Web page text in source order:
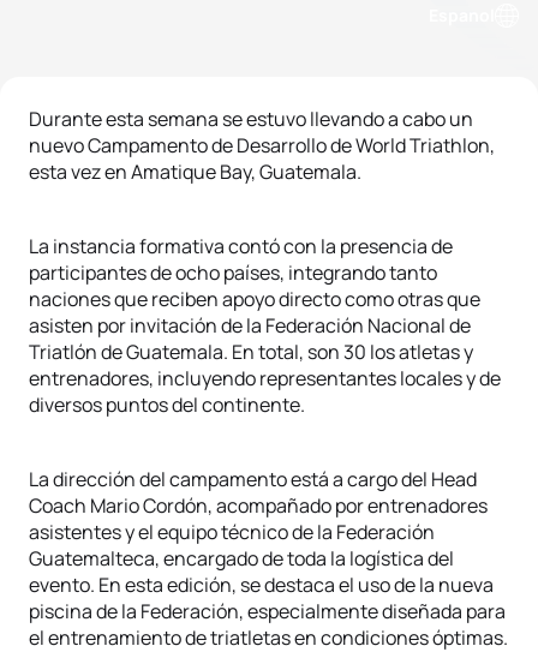
Durante esta semana se estuvo llevando a cabo un
nuevo Campamento de Desarrollo de World Triathlon,
esta vez en Amatique Bay, Guatemala.
La instancia formativa contó con la presencia de
participantes de ocho países, integrando tanto
naciones que reciben apoyo directo como otras que
asisten por invitación de la Federación Nacional de
Triatlón de Guatemala. En total, son 30 los atletas y
entrenadores, incluyendo representantes locales y de
diversos puntos del continente.
La dirección del campamento está a cargo del Head
Coach Mario Cordón, acompañado por entrenadores
asistentes y el equipo técnico de la Federación
Guatemalteca, encargado de toda la logística del
evento. En esta edición, se destaca el uso de la nueva
piscina de la Federación, especialmente diseñada para
el entrenamiento de triatletas en condiciones óptimas.